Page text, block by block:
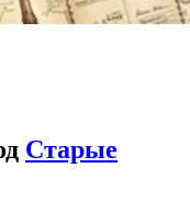
Старые